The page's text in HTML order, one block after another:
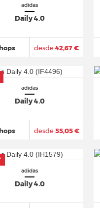
adidas
Daily 4.0
desde42,67 €
adidas
Daily 4.0
desde55,05 €
adidas
Daily 4.0